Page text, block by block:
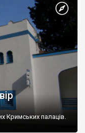
Кримських палаців.